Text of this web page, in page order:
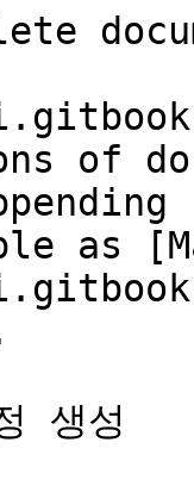
of
as
생성